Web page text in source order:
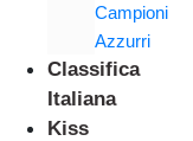
Campioni
Azzurri
Classifica
Italiana
Kiss